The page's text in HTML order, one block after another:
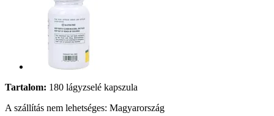
Tartalom: 180 lágyzselé kapszula
A szállítás nem lehetséges: Magyarország